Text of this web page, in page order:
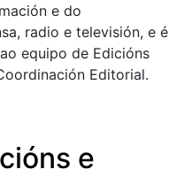
e do
radio e televisión, e é
equipo de Edicións
Editorial.
e